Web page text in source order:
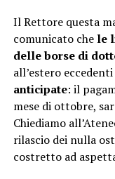
Il Rettore questa
comunicato chele
delle borse di
all’estero
anticipate: il
mese di ottobre,
Chiediamo
rilascio dei nulla
costretto ad